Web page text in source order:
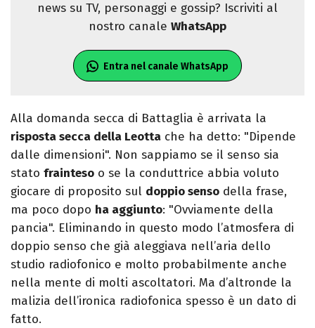
news su TV, personaggi e gossip? Iscriviti al
nostro canale WhatsApp
Entra nel canale WhatsApp
Alla domanda secca di Battaglia è arrivata la
risposta secca della Leotta che ha detto: "Dipende
dalle dimensioni". Non sappiamo se il senso sia
stato frainteso o se la conduttrice abbia voluto
giocare di proposito sul doppio senso della frase,
ma poco dopo ha aggiunto: "Ovviamente della
pancia". Eliminando in questo modo l’atmosfera di
doppio senso che già aleggiava nell’aria dello
studio radiofonico e molto probabilmente anche
nella mente di molti ascoltatori. Ma d’altronde la
malizia dell’ironica radiofonica spesso è un dato di
fatto.